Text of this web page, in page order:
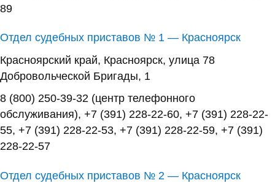
89
Отдел судебных приставов № 1 — Красноярск
Красноярский край, Красноярск, улица 78
Добровольческой Бригады, 1
8 (800) 250-39-32 (центр телефонного
обслуживания), +7 (391) 228-22-60, +7 (391) 228-22-
55, +7 (391) 228-22-53, +7 (391) 228-22-59, +7 (391)
228-22-57
Отдел судебных приставов № 2 — Красноярск